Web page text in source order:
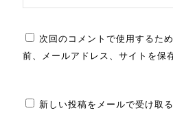
次回のコメントで使用するた
前、メールアドレス、サイトを保
新しい投稿をメールで受け取る